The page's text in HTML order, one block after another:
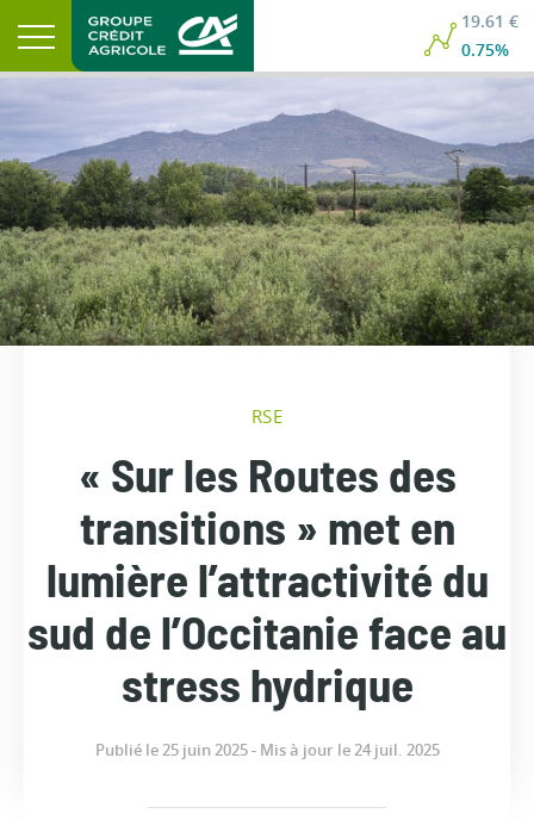
19.61 €
0.75%
RSE
« Sur les Routes des
transitions » met en
lumière l’attractivité du
sud de l’Occitanie face au
stress hydrique
Publié le 25 juin 2025 - Mis à jour le 24 juil. 2025